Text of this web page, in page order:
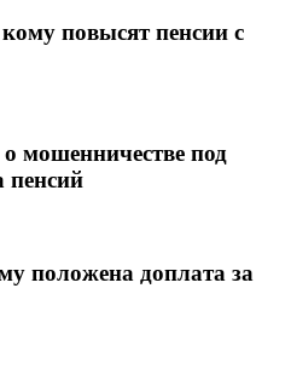
повысят пенсии с
мошенничестве под
пенсий
положена доплата за